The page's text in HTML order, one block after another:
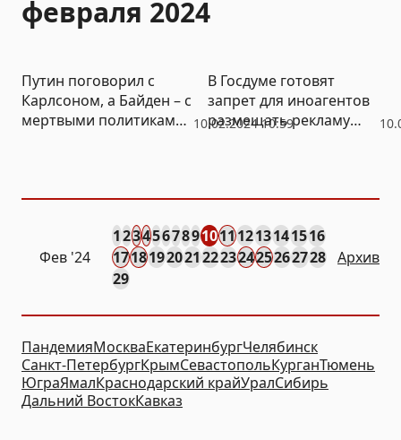
февраля 2024
10.02.2024 10:59
Путин поговорил с
Карлсоном, а Байден – с
мертвыми политиками,
День»
В Госдуме готовят
запрет для иноагентов
размещать рекламу
Фев '24
12345678910111213141516
171819202122232425262728
29
Архив
ПандемияМоскваЕкатеринбургЧелябинск
Санкт-ПетербургКрымСевастопольКурганТюмень
ЮграЯмалКраснодарский крайУралСибирь
Дальний ВостокКавказ